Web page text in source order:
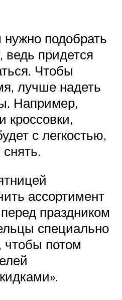
подобрать
придется
Чтобы
лучше надеть
Например,
кроссовки,
с легкостью,
снять.
ассортимент
праздником
специально
потом